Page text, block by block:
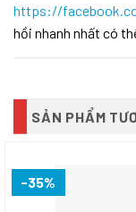
https://
hồi nhanh nhất có
SẢN PHẨM
-35%